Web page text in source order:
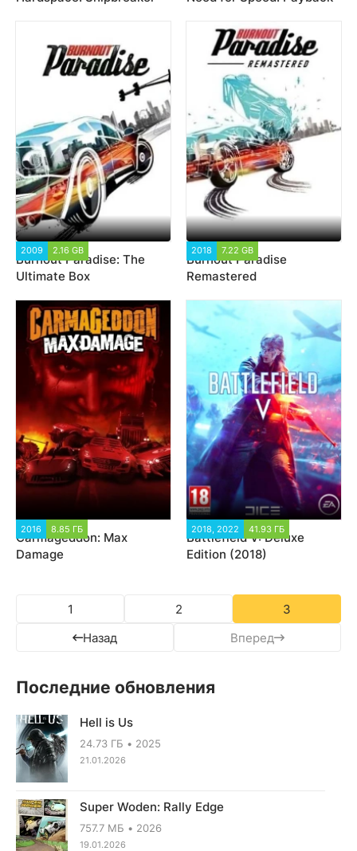
2009 2.16 GB
Burnout Paradise: The
Ultimate Box
2018 7.22 GB
Burnout Paradise
Remastered
2016 8.85 ГБ
Carmageddon: Max
Damage
2018, 2022 41.93 ГБ
Battlefield V: Deluxe
Edition (2018)
Назад
1 2
3
Вперед
Последние обновления
Hell is Us
24.73 ГБ 2025
21.01.2026
Super Woden: Rally Edge
757.7 МБ 2026
19.01.2026